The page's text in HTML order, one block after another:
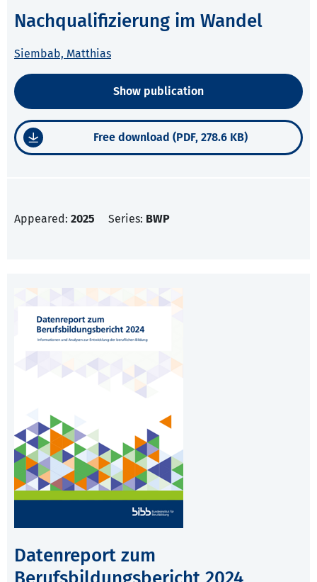
Nachqualifizierung im Wandel
Siembab, Matthias
Show publication
Free download (PDF, 278.6 KB)
Appeared: 2025 Series: BWP
Datenreport zum